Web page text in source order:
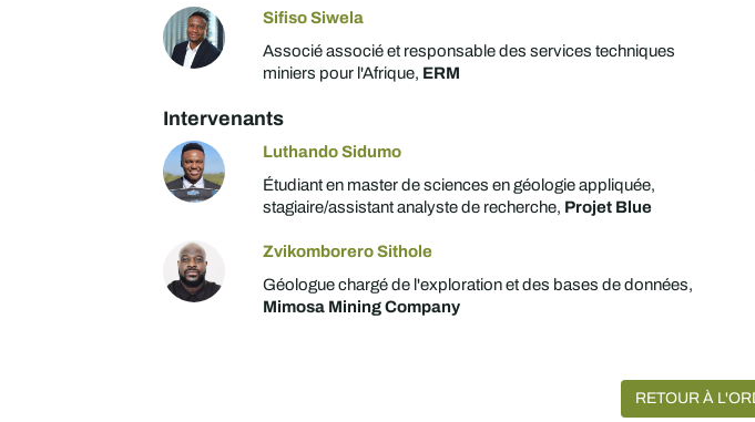
Sifiso Siwela
Associé associé et responsable des services techniques
miniers pour l'Afrique, ERM
Intervenants
Luthando Sidumo
Étudiant en master de sciences en géologie appliquée,
stagiaire/assistant analyste de recherche, Projet Blue
Zvikomborero Sithole
Géologue chargé de l'exploration et des bases de données,
Mimosa Mining Company
RETOUR À